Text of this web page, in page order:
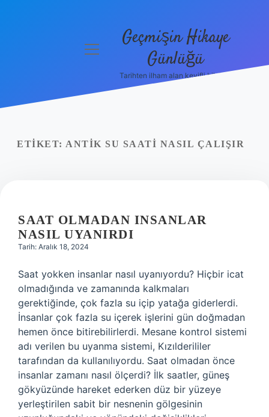
menüyü
Geçmişin Hikaye
Günlüğü
Tarihten ilham alan keyifli bilgiler!
ETIKET: ANTIK SU SAATI NASIL ÇALIŞIR
SAAT OLMADAN INSANLAR
NASIL UYANIRDI
Tarih: Aralık 18, 2024
Saat yokken insanlar nasıl uyanıyordu? Hiçbir icat
olmadığında ve zamanında kalkmaları
gerektiğinde, çok fazla su içip yatağa giderlerdi.
İnsanlar çok fazla su içerek işlerini gün doğmadan
hemen önce bitirebilirlerdi. Mesane kontrol sistemi
adı verilen bu uyanma sistemi, Kızılderililer
tarafından da kullanılıyordu. Saat olmadan önce
insanlar zamanı nasıl ölçerdi? İlk saatler, güneş
gökyüzünde hareket ederken düz bir yüzeye
yerleştirilen sabit bir nesnenin gölgesinin